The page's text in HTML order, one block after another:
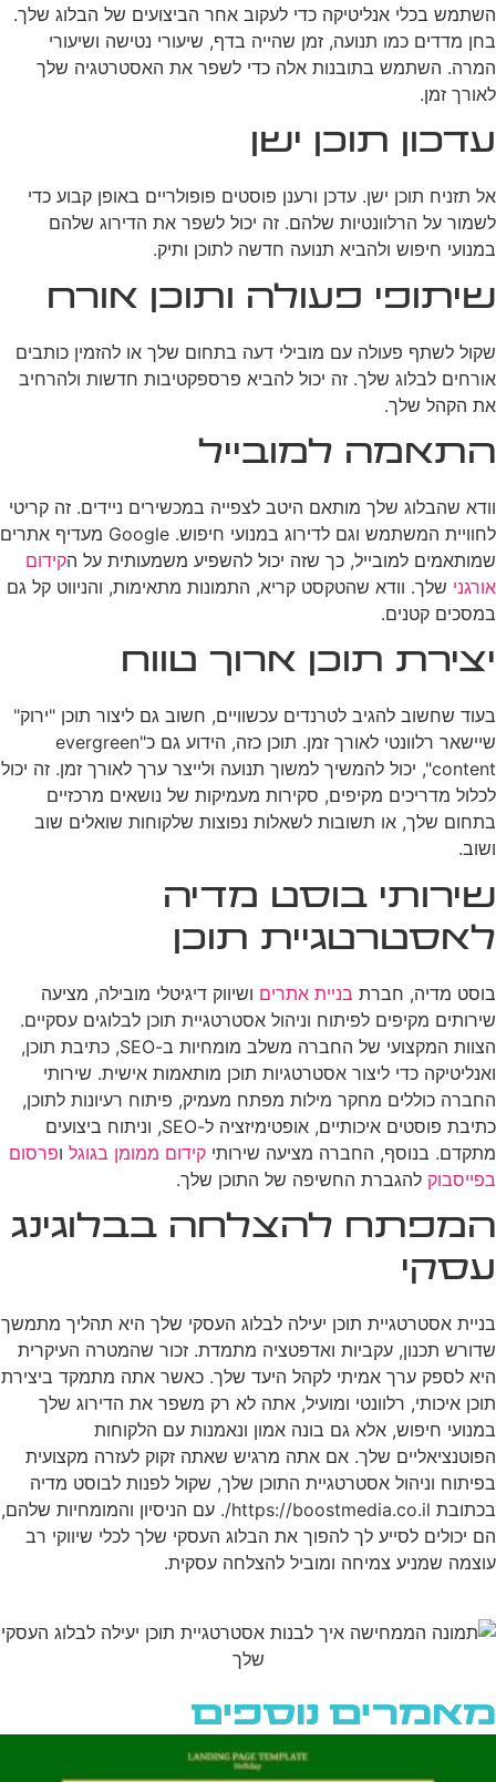
השתמש בכלי אנליטיקה כדי לעקוב אחר הביצועים של הבלוג שלך.
בחן מדדים כמו תנועה, זמן שהייה בדף, שיעורי נטישה ושיעורי
המרה. השתמש בתובנות אלה כדי לשפר את האסטרטגיה שלך
לאורך זמן.
עדכון תוכן ישן
אל תזניח תוכן ישן. עדכן ורענן פוסטים פופולריים באופן קבוע כדי
לשמור על הרלוונטיות שלהם. זה יכול לשפר את הדירוג שלהם
במנועי חיפוש ולהביא תנועה חדשה לתוכן ותיק.
שיתופי פעולה ותוכן אורח
שקול לשתף פעולה עם מובילי דעה בתחום שלך או להזמין כותבים
אורחים לבלוג שלך. זה יכול להביא פרספקטיבות חדשות ולהרחיב
את הקהל שלך.
התאמה למובייל
וודא שהבלוג שלך מותאם היטב לצפייה במכשירים ניידים. זה קריטי
לחוויית המשתמש וגם לדירוג במנועי חיפוש. Google מעדיף אתרים
שמותאמים למובייל, כך שזה יכול להשפיע משמעותית על הקידום
אורגני שלך. וודא שהטקסט קריא, התמונות מתאימות, והניווט קל גם
במסכים קטנים.
יצירת תוכן ארוך טווח
בעוד שחשוב להגיב לטרנדים עכשוויים, חשוב גם ליצור תוכן "ירוק"
שיישאר רלוונטי לאורך זמן. תוכן כזה, הידוע גם כ"evergreen
content", יכול להמשיך למשוך תנועה ולייצר ערך לאורך זמן. זה יכול
לכלול מדריכים מקיפים, סקירות מעמיקות של נושאים מרכזיים
בתחום שלך, או תשובות לשאלות נפוצות שלקוחות שואלים שוב
ושוב.
שירותי בוסט מדיה
לאסטרטגיית תוכן
בוסט מדיה, חברת בניית אתרים ושיווק דיגיטלי מובילה, מציעה
שירותים מקיפים לפיתוח וניהול אסטרטגיית תוכן לבלוגים עסקיים.
הצוות המקצועי של החברה משלב מומחיות ב-SEO, כתיבת תוכן,
ואנליטיקה כדי ליצור אסטרטגיות תוכן מותאמות אישית. שירותי
החברה כוללים מחקר מילות מפתח מעמיק, פיתוח רעיונות לתוכן,
כתיבת פוסטים איכותיים, אופטימיזציה ל-SEO, וניתוח ביצועים
מתקדם. בנוסף, החברה מציעה שירותי קידום ממומן בגוגל ופרסום
בפייסבוק להגברת החשיפה של התוכן שלך.
המפתח להצלחה בבלוגינג
עסקי
בניית אסטרטגיית תוכן יעילה לבלוג העסקי שלך היא תהליך מתמשך
שדורש תכנון, עקביות ואדפטציה מתמדת. זכור שהמטרה העיקרית
היא לספק ערך אמיתי לקהל היעד שלך. כאשר אתה מתמקד ביצירת
תוכן איכותי, רלוונטי ומועיל, אתה לא רק משפר את הדירוג שלך
במנועי חיפוש, אלא גם בונה אמון ונאמנות עם הלקוחות
הפוטנציאליים שלך. אם אתה מרגיש שאתה זקוק לעזרה מקצועית
בפיתוח וניהול אסטרטגיית התוכן שלך, שקול לפנות לבוסט מדיה
בכתובת https://boostmedia.co.il/. עם הניסיון והמומחיות שלהם,
הם יכולים לסייע לך להפוך את הבלוג העסקי שלך לכלי שיווקי רב
עוצמה שמניע צמיחה ומוביל להצלחה עסקית.
מאמרים נוספים